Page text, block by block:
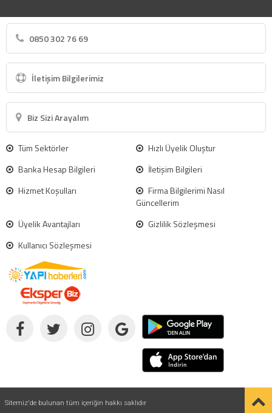
0850 302 76 69
İletişim Bilgilerimiz
Biz Sizi Arayalım
Tüm Sektörler
Hızlı Üyelik Oluştur
Banka Hesap Bilgileri
İletişim Bilgileri
Hizmet Koşulları
Firma Bilgilerimi Nasıl
Güncellerim
Üyelik Avantajları
Gizlilik Sözleşmesi
Kullanıcı Sözleşmesi
Sitemiz'de bulunan tüm içeriğin hakkı saklıdır